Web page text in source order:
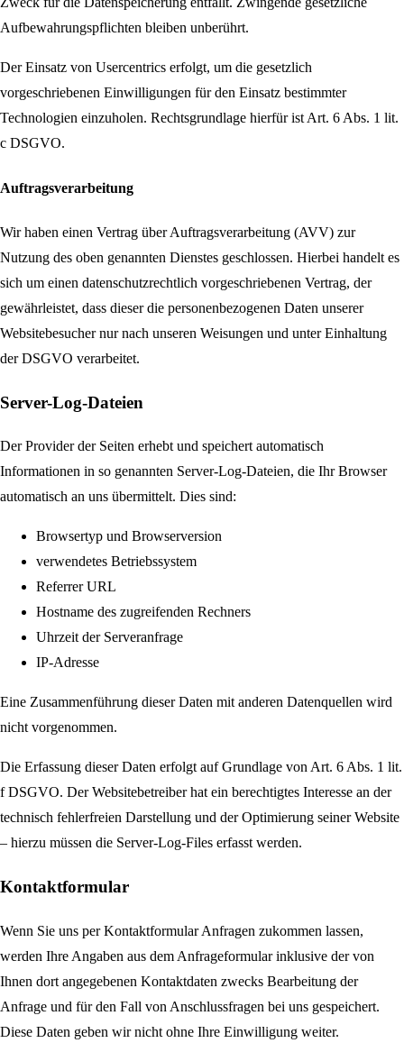
Aufbewahrungspflichten bleiben unberührt.
Der Einsatz von Usercentrics erfolgt, um die gesetzlich
vorgeschriebenen Einwilligungen für den Einsatz bestimmter
Technologien einzuholen. Rechtsgrundlage hierfür ist Art. 6 Abs. 1 lit.
c DSGVO.
Auftragsverarbeitung
Wir haben einen Vertrag über Auftragsverarbeitung (AVV) zur
Nutzung des oben genannten Dienstes geschlossen. Hierbei handelt es
sich um einen datenschutzrechtlich vorgeschriebenen Vertrag, der
gewährleistet, dass dieser die personenbezogenen Daten unserer
Websitebesucher nur nach unseren Weisungen und unter Einhaltung
der DSGVO verarbeitet.
Server-Log-Dateien
Der Provider der Seiten erhebt und speichert automatisch
Informationen in so genannten Server-Log-Dateien, die Ihr Browser
automatisch an uns übermittelt. Dies sind:
Browsertyp und Browserversion
verwendetes Betriebssystem
Referrer URL
Hostname des zugreifenden Rechners
Uhrzeit der Serveranfrage
IP-Adresse
Eine Zusammenführung dieser Daten mit anderen Datenquellen wird
nicht vorgenommen.
Die Erfassung dieser Daten erfolgt auf Grundlage von Art. 6 Abs. 1 lit.
f DSGVO. Der Websitebetreiber hat ein berechtigtes Interesse an der
technisch fehlerfreien Darstellung und der Optimierung seiner Website
– hierzu müssen die Server-Log-Files erfasst werden.
Kontaktformular
Wenn Sie uns per Kontaktformular Anfragen zukommen lassen,
werden Ihre Angaben aus dem Anfrageformular inklusive der von
Ihnen dort angegebenen Kontaktdaten zwecks Bearbeitung der
Anfrage und für den Fall von Anschlussfragen bei uns gespeichert.
Diese Daten geben wir nicht ohne Ihre Einwilligung weiter.